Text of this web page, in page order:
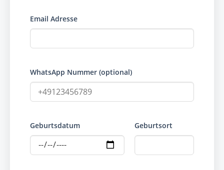
Email Adresse
WhatsApp Nummer (optional)
Geburtsdatum Geburtsort